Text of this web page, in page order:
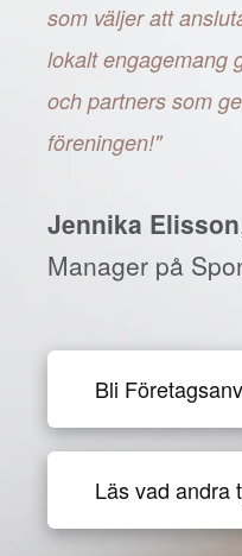
som väljer att
lokalt engagemang
och partners som
föreningen!"
Jennika Elisson
Manager på
Bli
Läs vad andra